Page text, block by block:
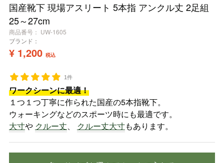
国産靴下 現場アスリート 5本指 アンクル丈 2足組
25～27cm
商品番号
UW-1605
ブランド：
¥ 1,200 税込
1件
ワークシーンに最適！
１つ１つ丁寧に作られた国産の5本指靴下。
ウォーキングなどのスポーツ時にも最適です。
大寸や クルー丈、 クルー丈大寸もあります。